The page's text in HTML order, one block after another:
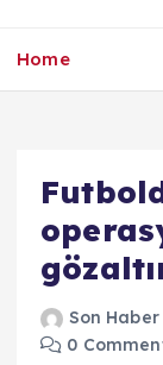
a
Home
Son Haber
0